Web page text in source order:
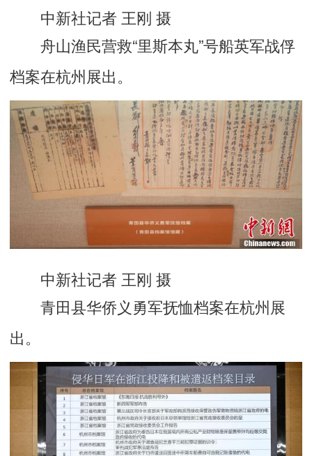
中新社记者 王刚 摄
舟山渔民营救“里斯本丸”号船英军战俘
档案在杭州展出。
中新社记者 王刚 摄
青田县华侨义勇军抚恤档案在杭州展
出。